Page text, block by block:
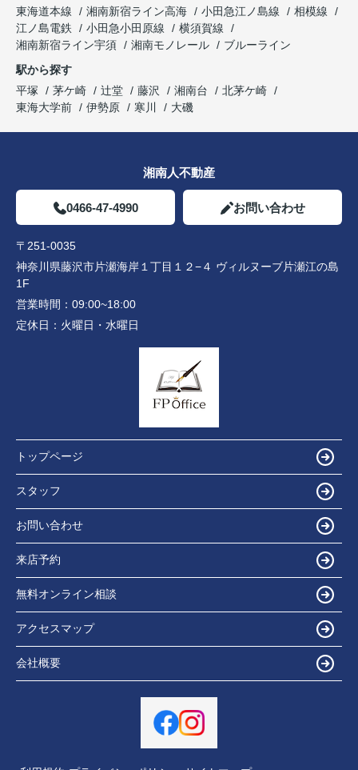
東海道本線
湘南新宿ライン高海 小田急江ノ島線
相模線
江ノ島電鉄
小田急小田原線
横須賀線
湘南新宿ライン宇須
湘南モノレール
ブルーライン
駅から探す
平塚
茅ケ崎 辻堂 藤沢 湘南台
北茅ケ崎
東海大学前
伊勢原 寒川 大磯
湘南人不動産
0466-47-4990 お問い合わせ
〒251-0035
神奈川県藤沢市片瀬海岸１丁目１２−４ ヴィルヌーブ片瀬江の島
1F
営業時間： 09:00~18:00
定休日： 火曜日・水曜日
トップページ
スタッフ
お問い合わせ
来店予約
無料オンライン相談
アクセスマップ
会社概要